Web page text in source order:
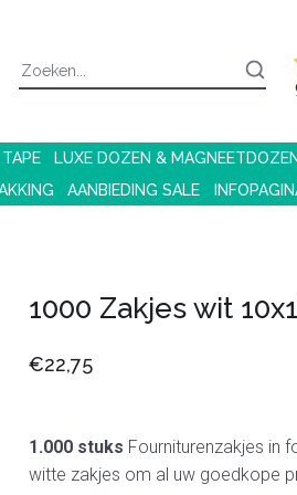
LUXE DOZEN & MAGNEETDOZEN
AANBIEDING SALE
1000 Zakjes wit
€22,75
1.000 stuks Fourniturenzakjes in
witte zakjes om al uw goedkope